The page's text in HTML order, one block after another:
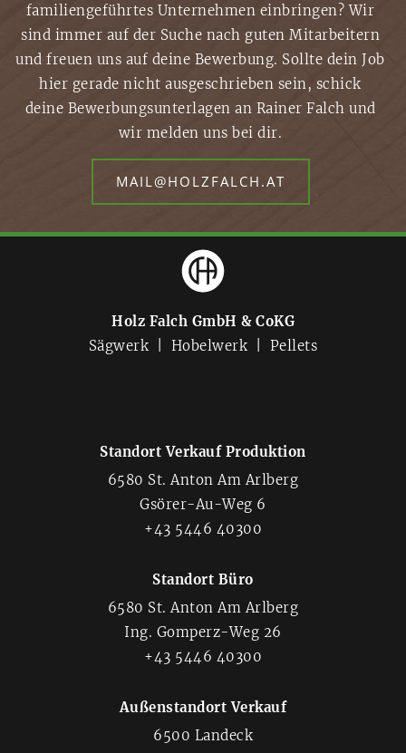
familiengeführtes Unternehmen einbringen? Wir
sind immer auf der Suche nach guten Mitarbeitern
und freuen uns auf deine Bewerbung. Sollte dein Job
hier gerade nicht ausgeschrieben sein, schick
deine Bewerbungsunterlagen an Rainer Falch und
wir melden uns bei dir.
MAIL@HOLZFALCH.AT
Holz Falch GmbH & CoKG
Sägwerk | Hobelwerk | Pellets
Standort Verkauf Produktion
6580 St. Anton Am Arlberg
Gsörer-Au-Weg 6
+43 5446 40300
Standort Büro
6580 St. Anton Am Arlberg
Ing. Gomperz-Weg 26
+43 5446 40300
Außenstandort Verkauf
6500 Landeck